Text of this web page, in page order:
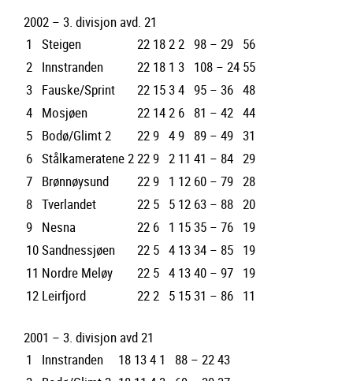
2002 – 3. divisjon avd. 21
1
Steigen 22 1822 98 – 29 56
2 Innstranden 22 18 1 3 108 – 24 55
3 Fauske/Sprint 22 1534 95 – 36 48
4 Mosjøen 22 142 6 81 – 42 44
5 Bodø/Glimt 2 22 9 4 9 89 – 49 31
6 Stålkameratene 222 9 2 11 41 – 84 29
7 Brønnøysund 22 9 1 12 60 – 79 28
8 Tverlandet 22 5 5 12 63 – 88 20
9 Nesna 22 6 1 1535 – 76 19
10Sandnessjøen 22 5 4 1334 – 85 19
11 Nordre Meløy 22 5 4 1340 – 97 19
12 Leirfjord 222 5 1531 – 86 11
2001 – 3. divisjon avd 21
1
Innstranden 18 134 1 88 – 2243